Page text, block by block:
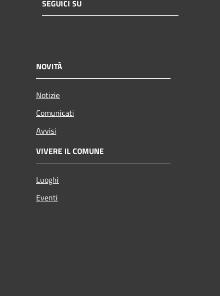
SEGUICI SU
NOVITÀ
Notizie
Comunicati
Avvisi
VIVERE IL COMUNE
Luoghi
Eventi